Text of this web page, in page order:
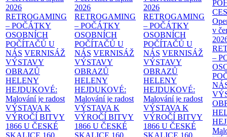
2026
RETROGAMING
– POČÁTKY
OSOBNÍCH
POČÍTAČŮ U
NÁS VERNISÁŽ
VÝSTAVY
OBRAZŮ
HELENY
HEJDUKOVÉ:
Malování je radost
VÝSTAVA K
VÝROČÍ BITVY
1866 U ČESKÉ
2026
RETROGAMING
– POČÁTKY
OSOBNÍCH
POČÍTAČŮ U
NÁS VERNISÁŽ
VÝSTAVY
OBRAZŮ
HELENY
HEJDUKOVÉ:
Malování je radost
VÝSTAVA K
VÝROČÍ BITVY
1866 U ČESKÉ
2026
RETROGAMING
– POČÁTKY
OSOBNÍCH
POČÍTAČŮ U
NÁS VERNISÁŽ
VÝSTAVY
OBRAZŮ
HELENY
HEJDUKOVÉ:
Malování je radost
VÝSTAVA K
VÝROČÍ BITVY
1866 U ČESKÉ
v
–